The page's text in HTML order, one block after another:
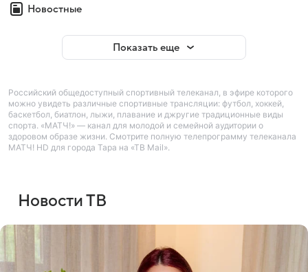
Новостные
Показать еще
Российский общедоступный спортивный телеканал, в эфире которого
можно увидеть различные спортивные трансляции: футбол, хоккей,
баскетбол, биатлон, лыжи, плавание и джругие традиционные виды
спорта. «МАТЧ!» — канал для молодой и семейной аудитории о
здоровом образе жизни. Смотрите полную телепрограмму телеканала
МАТЧ! HD для города Тара на «ТВ Mail».
Новости ТВ